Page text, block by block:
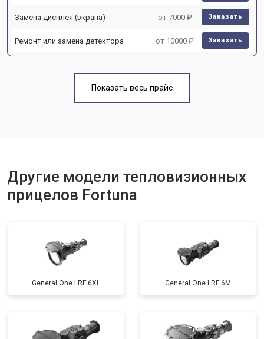
Замена дисплея (экрана) от 7000 ₽ Заказать
Ремонт или замена детектора от 10000 ₽ Заказать
Показать весь прайс
Другие модели тепловизионных
прицелов Fortuna
General One LRF 6XL General One LRF 6M